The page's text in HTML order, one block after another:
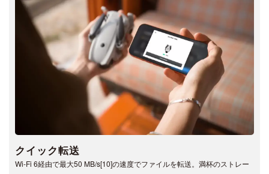
クイック転送
Wi-Fi 6経由で最大50 MB/s[10]の速度でファイルを転送。満杯のストレー